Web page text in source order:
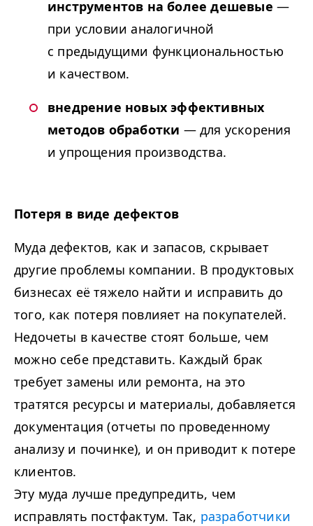
инструментов на более дешевые—
при условии аналогичной
с предыдущими функциональностью
и качеством.
внедрение новых эффективных
методов обработки — для ускорения
и упрощения производства.
Потеря в виде дефектов
Муда дефектов, как и запасов, скрывает
другие проблемы компании. В продуктовых
бизнесах её тяжело найти и исправить до
того, как потеря повлияет на покупателей.
Недочеты в качестве стоят больше, чем
можно себе представить. Каждый брак
требует замены или ремонта, на это
тратятся ресурсы и материалы, добавляется
документация (отчеты по проведенному
анализу и починке), и он приводит к потере
клиентов.
Эту муда лучше предупредить, чем
исправлять постфактум. Так, разработчики